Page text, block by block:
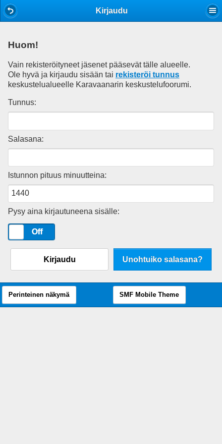
Kirjaudu
Huom!
Vain rekisteröityneet jäsenet pääsevät tälle alueelle.
Ole hyvä ja kirjaudu sisään tai rekisteröi tunnus
keskustelualueelle Karavaanarin keskustelufoorumi.
Tunnus:
Salasana:
Istunnon pituus minuutteina:
Pysy aina kirjautuneena sisälle:
Off
Kirjaudu Unohtuiko salasana?
Perinteinen näkymä SMF Mobile Theme